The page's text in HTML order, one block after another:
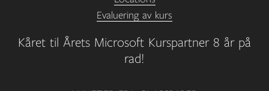
Kåret til Årets Microsoft Kurspartner 8 år på
rad!
Evaluering av kurs